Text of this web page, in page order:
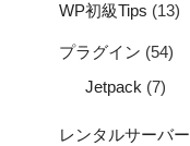
WP初級Tips (13)
プラグイン (54)
Jetpack (7)
レンタルサーバー